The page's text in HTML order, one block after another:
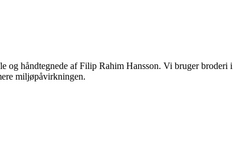
håndtegnede af Filip Rahim Hansson. Vi bruger broderi
miljøpåvirkningen.